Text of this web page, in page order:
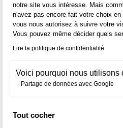
notre site vous intéresse. Mais
n'avez pas encore fait votre choix
vous nous autorisez à suivre votre
Vous pouvez même décider quels
Lire la politique de confidentialité
Voici pourquoi nous utilisons
Partage de données avec Google
Tout cocher
« Assistante
gérer
différentes »
et des emplois dans
choisi de se former au